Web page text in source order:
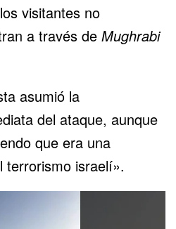
visitantes no
a través de Mughrabi
asumió la
del ataque, aunque
que era una
terrorismo israelí».